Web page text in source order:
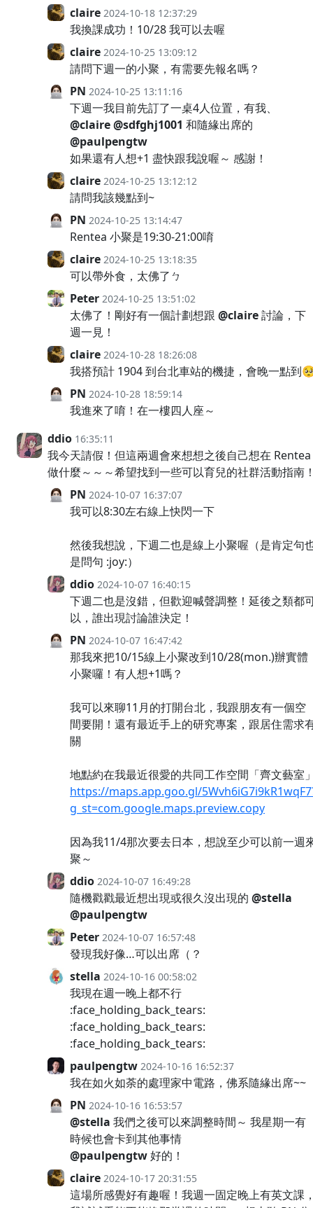
claire 2024-10-18 12:37:29
我換課成功！10/28 我可以去喔
claire 2024-10-25 13:09:12
請問下週一的小聚，有需要先報名嗎？
PN 2024-10-25 13:11:16
下週一我目前先訂了一桌4人位置，有我、
@claire@sdfghj1001 和隨緣出席的
@paulpengtw
如果還有人想+1 盡快跟我說喔～ 感謝！
claire 2024-10-25 13:12:12
請問我該幾點到~
PN 2024-10-25 13:14:47
Rentea 小聚是19:30-21:00唷
claire 2024-10-25 13:18:35
可以帶外食，太佛了ㄅ
Peter 2024-10-25 13:51:02
太佛了！剛好有一個計劃想跟 @claire討論，下
週一見！
claire 2024-10-28 18:26:08
我搭預計 1904 到台北車站的機捷，會晚一點到
PN 2024-10-28 18:59:14
我進來了唷！在一樓四人座～
ddio 16:35:11
我今天請假！但這兩週會來想想之後自己想在 Rentea
做什麼～～～希望找到一些可以育兒的社群活動指南
PN 2024-10-07 16:37:07
我可以8:30左右線上快閃一下
然後我想說，下週二也是線上小聚喔（是肯定句
是問句 :joy:）
ddio 2024-10-07 16:40:15
下週二也是沒錯，但歡迎喊聲調整！延後之類都
以，誰出現討論誰決定！
PN 2024-10-07 16:47:42
那我來把10/15線上小聚改到10/28(mon.)辦實體
小聚囉！有人想+1嗎？
我可以來聊11月的打開台北，我跟朋友有一個空
間要開！還有最近手上的研究專案，跟居住需求
關
地點約在我最近很愛的共同工作空間「齊文藝室
https://maps.app.goo.gl/
g_st=com.google.maps.preview.copy
因為我11/4那次要去日本，想說至少可以前一週
聚～
ddio 2024-10-07 16:49:28
隨機戳戳最近想出現或很久沒出現的 @stella
@paulpengtw
Peter 2024-10-07 16:57:48
發現我好像…可以出席（？
stella 2024-10-16 00:58:02
我現在週一晚上都不行
:face_holding_back_tears:
:face_holding_back_tears:
:face_holding_back_tears:
paulpengtw 2024-10-16 16:52:37
我在如火如荼的處理家中電路，佛系隨緣出席~~
PN 2024-10-16 16:53:57
@stella 我們之後可以來調整時間～ 我星期一有
時候也會卡到其他事情
@paulpengtw好的！
claire 2024-10-17 20:31:55
這場所感覺好有趣喔！我週一固定晚上有英文課